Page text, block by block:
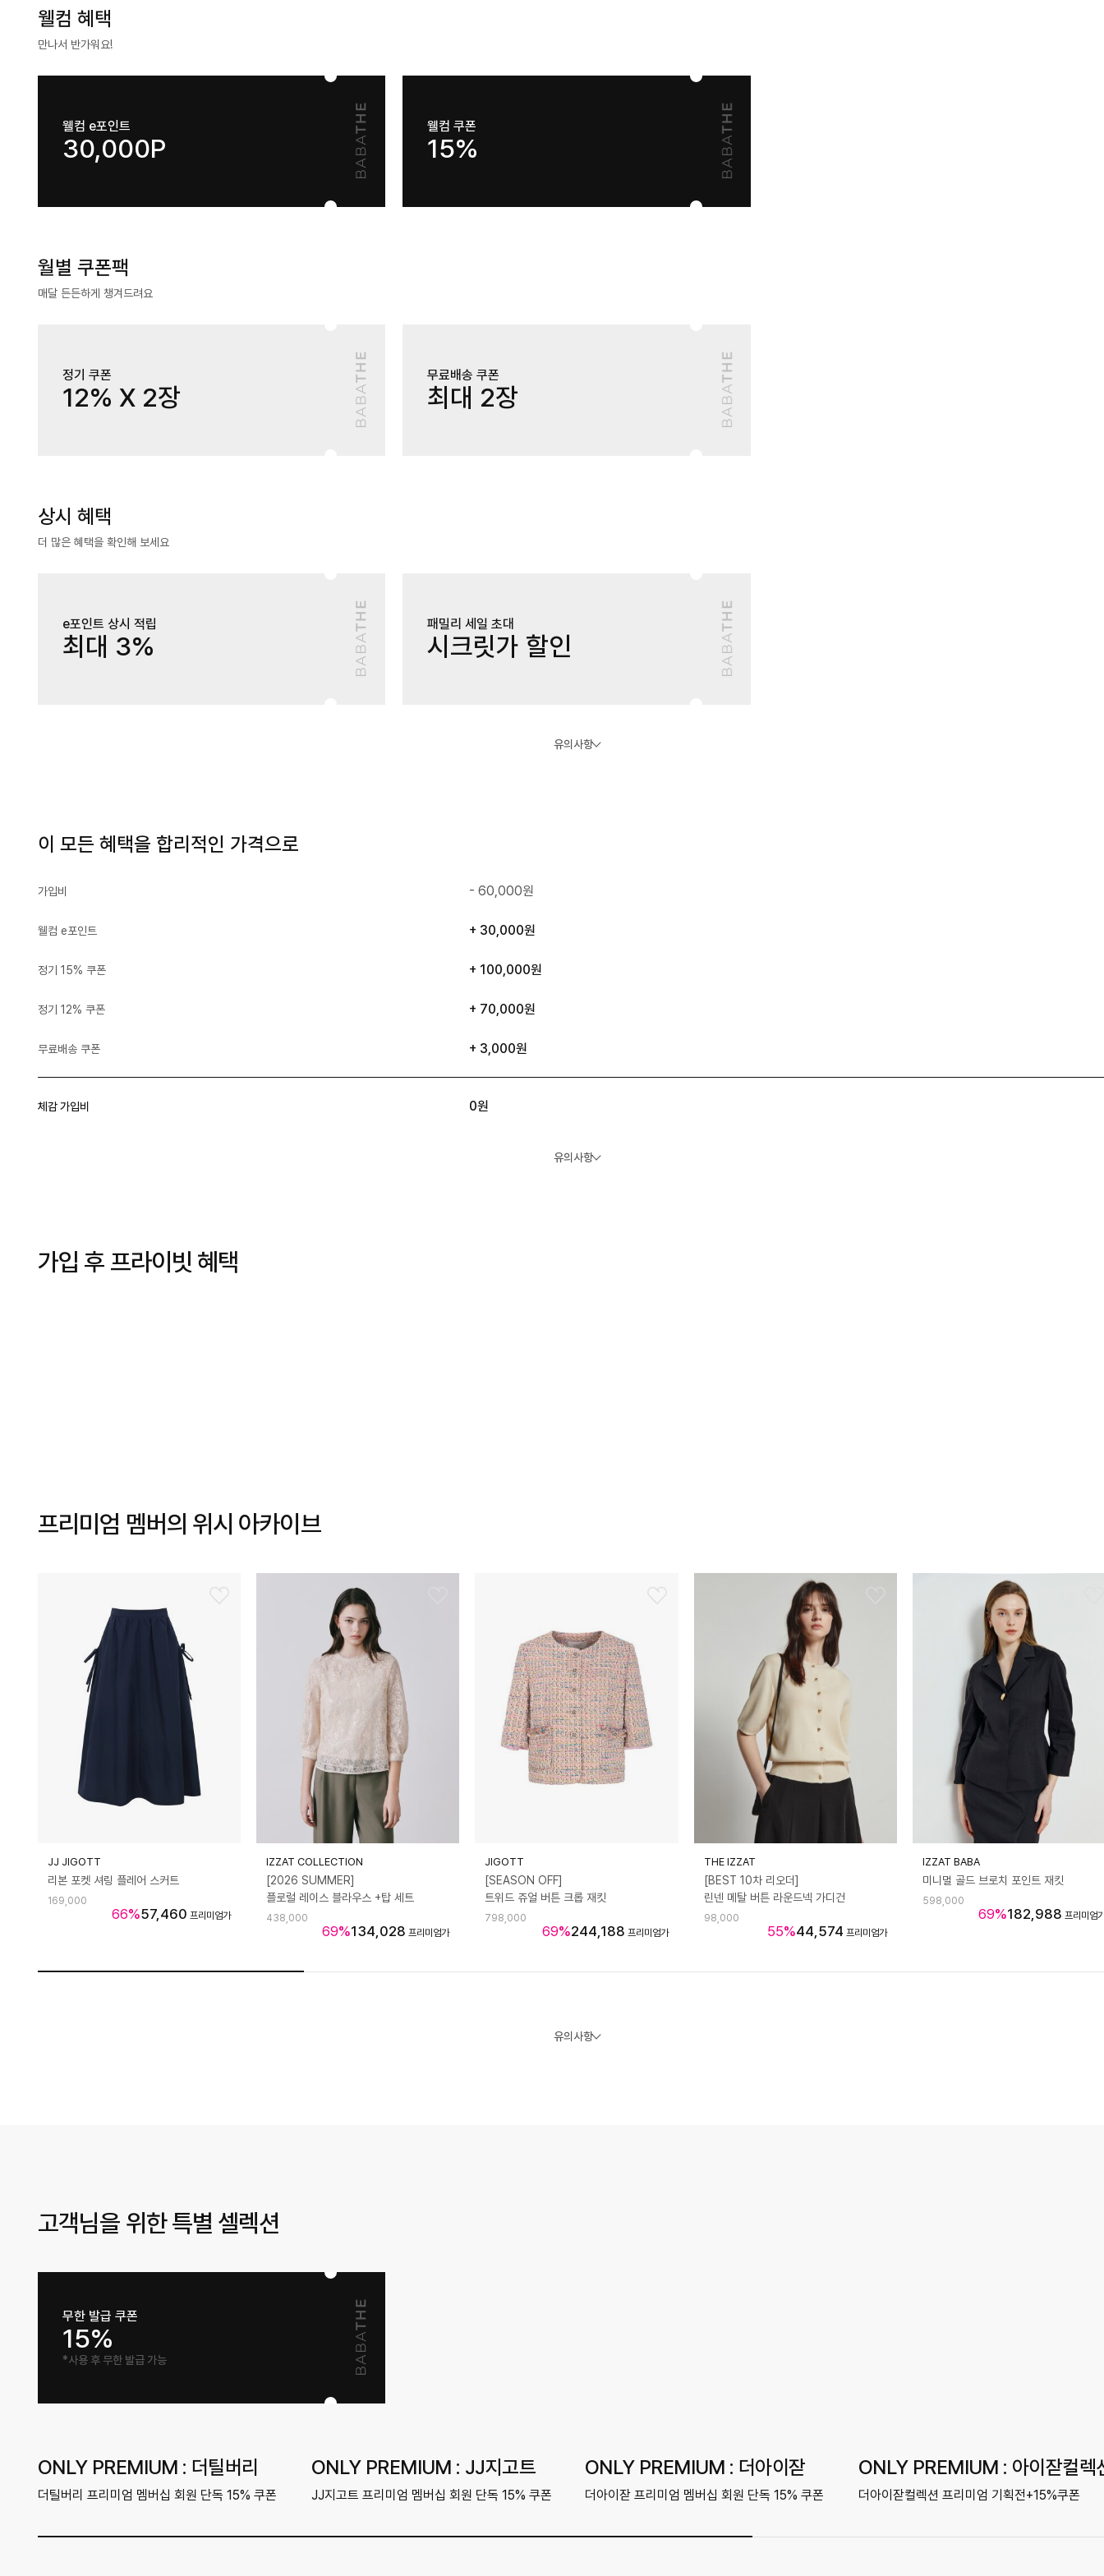
웰컴 혜택
만나서 반가워요!
웰컴 e포인트
30,000P
웰컴 쿠폰
15%
월별 쿠폰팩
매달 든든하게 챙겨드려요
정기 쿠폰
12% X 2장
무료배송 쿠폰
최대 2장
상시 혜택
더 많은 혜택을 확인해 보세요
e포인트 상시 적립
최대 3%
패밀리 세일 초대
시크릿가 할인
유의사항
이 모든 혜택을 합리적인 가격으로
가입비 - 60,000원
웰컴 e포인트 + 30,000원
정기 15% 쿠폰 + 100,000원
정기 12% 쿠폰 + 70,000원
무료배송 쿠폰 + 3,000원
체감 가입비 0원
유의사항
가입 후 프라이빗 혜택
프리미엄 멤버의 위시 아카이브
JJ JIGOTT
리본 포켓 셔링 플레어 스커트
66%
169,000
57,460 프리미엄가
IZZAT COLLECTION
[2026 SUMMER]
플로럴 레이스 블라우스 +탑 세트
69%
438,000
134,028 프리미엄가
JIGOTT
[SEASON OFF]
트위드 쥬얼 버튼 크롭 재킷
69%
798,000
244,188 프리미엄가
THE IZZAT
[BEST 10차 리오더]
린넨 메탈 버튼 라운드넥 가디건
55%
98,000
44,574 프리미엄가
IZZAT BABA
미니멀 골드 브로치 포인트 재킷
69%
598,000
182,988 프리미엄
구니 담기 장바구니 담기
유의사항
고객님을 위한 특별 셀렉션
무한 발급 쿠폰
15%
*사용 후 무한 발급 가능
ONLY PREMIUM : 더틸버리
더틸버리 프리미엄 멤버십 회원 단독 15% 쿠폰
ONLY PREMIUM : JJ지고트
JJ지고트 프리미엄 멤버십 회원 단독 15% 쿠폰
ONLY PREMIUM : 더아이잗
더아이잗 프리미엄 멤버십 회원 단독 15% 쿠폰
ONLY PREMIUM : 아이잗컬렉
더아이잗컬렉션 프리미엄 기획전+15%쿠폰